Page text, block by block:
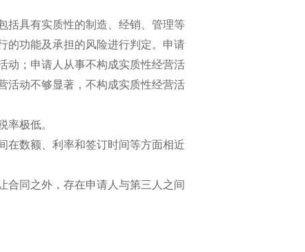
括具有实质性的制造、经销、管理等
的功能及承担的风险进行判定。申请
动；申请人从事不构成实质性经营活
活动不够显著，不构成实质性经营活
率极低。
在数额、利率和签订时间等方面相近
合同之外，存在申请人与第三人之间